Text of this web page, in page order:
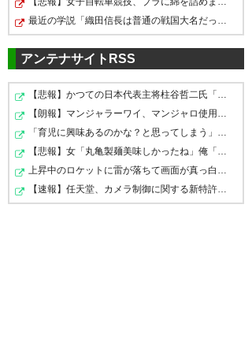
— とびとび (takuwatari)2019,
8月 8
小池は降格したのに残ってくれ
たし、いてくれた2年半の貢献度
はエグいので応援の気持ち以外
にない。 そして、小池を見つけ
てくれた山口には、いつか馳せ
れてありがとう。つぎは代表
へ！(笑)
https://t.co/hPc5ZpzAgA
— うっちー (tomoki1818)
2019, 8月 8
小池くんがここまで上り詰めた
https://t.co/gIosqvjggD
— Estrella(エストレヤ)
(estestestrella)2019, 8月 8
小池の公式発表来ましたね。コ
メントが誠実さと愛に溢れてい
てとても泣ける😢応援しないわ
アンテナサイトRSS